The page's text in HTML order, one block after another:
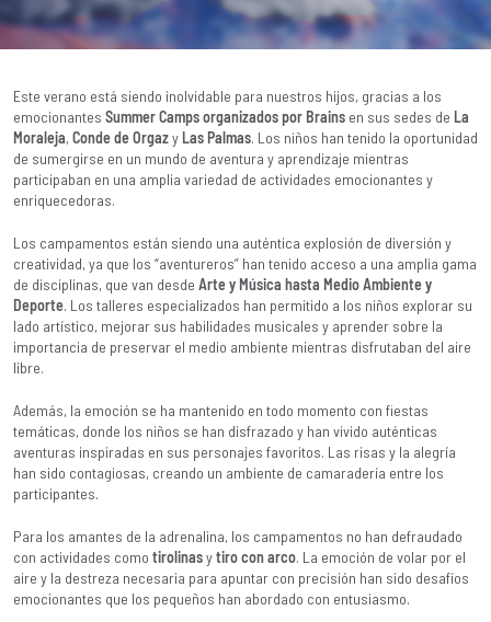
Este verano está siendo inolvidable para nuestros hijos, gracias a los
emocionantes Summer Camps organizados por Brains en sus sedes de La
Moraleja, Conde de Orgazy Las Palmas. Los niños han tenido la oportunidad
de sumergirse en un mundo de aventura y aprendizaje mientras
participaban en una amplia variedad de actividades emocionantes y
enriquecedoras.
Los campamentos están siendo una auténtica explosión de diversión y
creatividad, ya que los “aventureros” han tenido acceso a una amplia gama
de disciplinas, que van desde Arte y Música hasta Medio Ambiente y
Deporte. Los talleres especializados han permitido a los niños explorar su
lado artístico, mejorar sus habilidades musicales y aprender sobre la
importancia de preservar el medio ambiente mientras disfrutaban del aire
libre.
Además, la emoción se ha mantenido en todo momento con fiestas
temáticas, donde los niños se han disfrazado y han vivido auténticas
aventuras inspiradas en sus personajes favoritos. Las risas y la alegría
han sido contagiosas, creando un ambiente de camaradería entre los
participantes.
Para los amantes de la adrenalina, los campamentos no han defraudado
con actividades como tirolinasytiro con arco. La emoción de volar por el
aire y la destreza necesaria para apuntar con precisión han sido desafíos
emocionantes que los pequeños han abordado con entusiasmo.